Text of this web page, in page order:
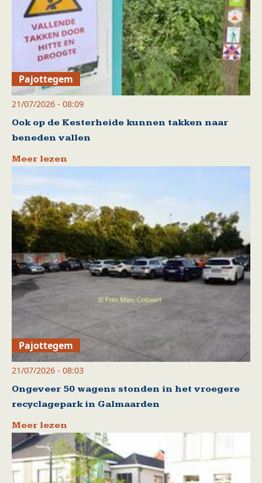
Pajottegem
21/07/2026 - 08:09
Ook op de Kesterheide kunnen takken naar
beneden vallen
Meer lezen
Pajottegem
21/07/2026 - 08:03
Ongeveer 50 wagens stonden in het vroegere
recyclagepark in Galmaarden
Meer lezen